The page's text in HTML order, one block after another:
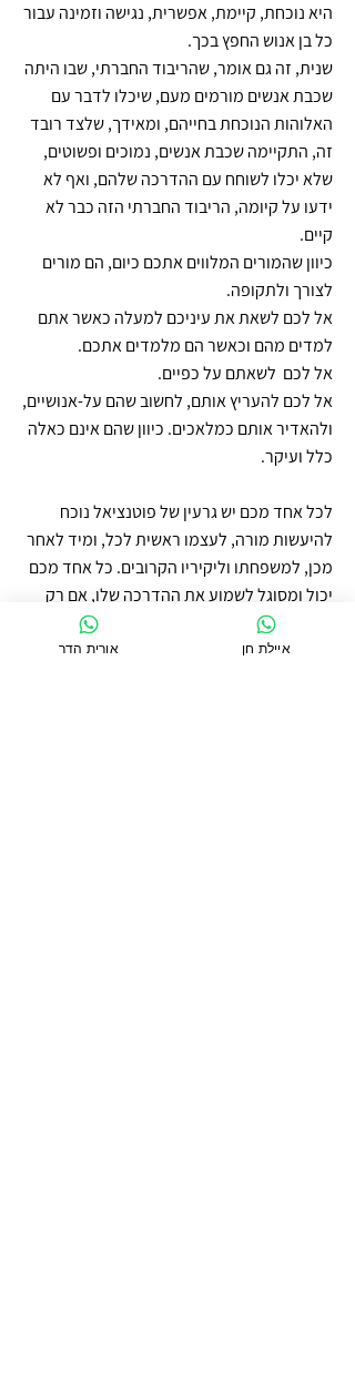
היא נוכחת, קיימת, אפשרית, נגישה וזמינה עבור
כל בן אנוש החפץ בכך.
שנית, זה גם אומר, שהריבוד החברתי, שבו היתה
שכבת אנשים מורמים מעם, שיכלו לדבר עם
האלוהות הנוכחת בחייהם, ומאידך, שלצד רובד
זה, התקיימה שכבת אנשים, נמוכים ופשוטים,
שלא יכלו לשוחח עם ההדרכה שלהם, ואף לא
ידעו על קיומה, הריבוד החברתי הזה כבר לא
קיים.
כיוון שהמורים המלווים אתכם כיום, הם מורים
לצורך ולתקופה.
אל לכם לשאת את עיניכם למעלה כאשר אתם
למדים מהם וכאשר הם מלמדים אתכם.
אל לכם לשאתם על כפיים.
אל לכם להעריץ אותם, לחשוב שהם על-אנושיים,
ולהאדיר אותם כמלאכים. כיוון שהם אינם כאלה
כלל ועיקר.
לכל אחד מכם יש גרעין של פוטנציאל נוכח
להיעשות מורה, לעצמו ראשית לכל, ומיד לאחר
מכן, למשפחתו וליקיריו הקרובים. כל אחד מכם
יכול ומסוגל לשמוע את ההדרכה שלו, אם רק
תביעו רצון, אם רק תסלקו הספקות, אם רק
תגבירו האמונה, ואם רק תשקיטו את הרעש
אורית הדר איילת חן